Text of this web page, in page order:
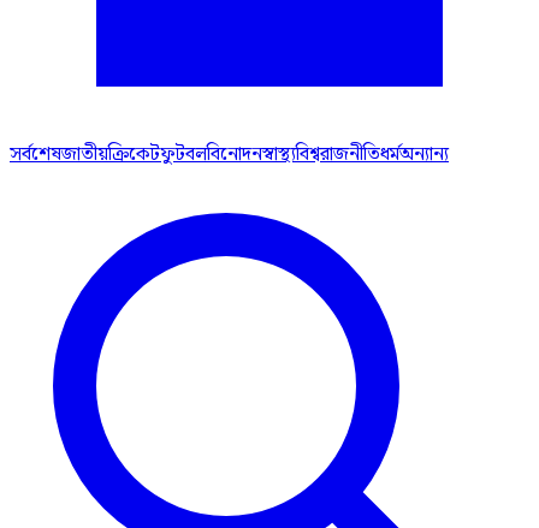
সর্বশেষজাতীয়ক্রিকেটফুটবলবিনোদনস্বাস্থ্যবিশ্বরাজনীতিধর্মঅন্যান্য